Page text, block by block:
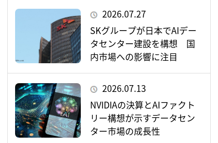
2026.07.27
SKグループが日本でAIデー
タセンター建設を構想 国
内市場への影響に注目
2026.07.13
NVIDIAの決算とAIファクト
リー構想が示すデータセン
ター市場の成長性